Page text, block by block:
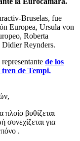
Bruselas, fue
Europea, Ursula von
Roberta
Didier Reynders.
de los
tren de Tempi.
βυθίζεται
για
.